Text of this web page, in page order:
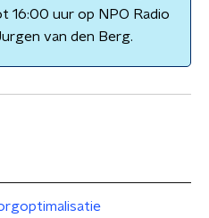
16:00 uur op NPO Radio
van den Berg.